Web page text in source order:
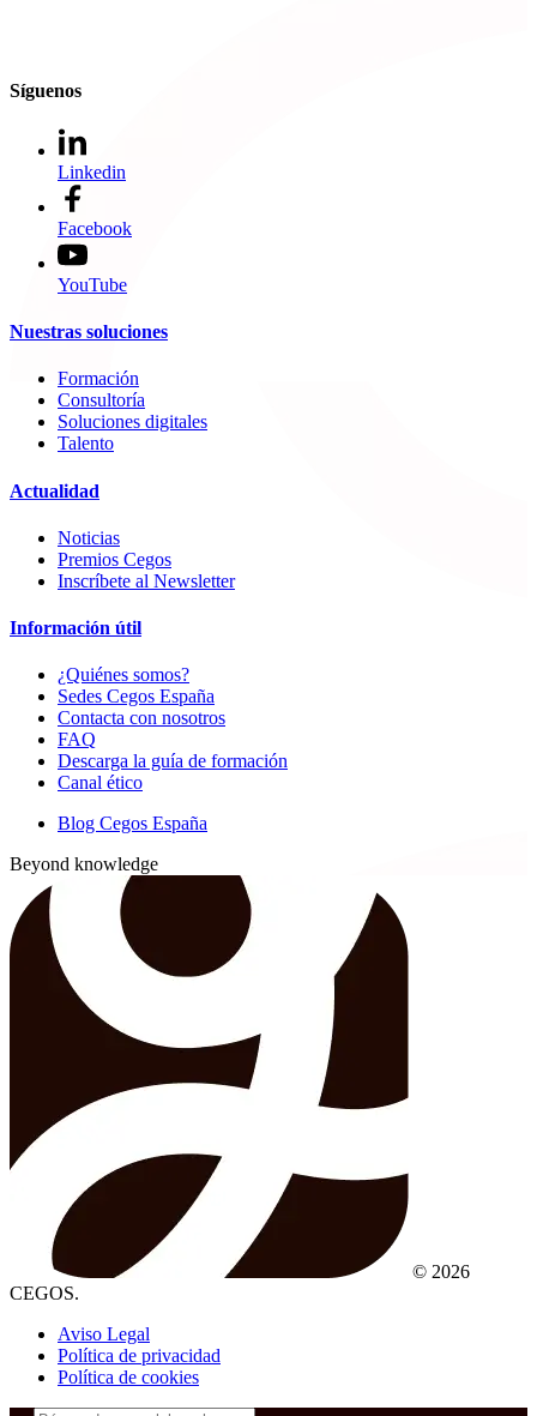
Síguenos
Linkedin
Facebook
YouTube
Nuestras soluciones
Formación
Consultoría
Soluciones digitales
Talento
Actualidad
Noticias
Premios Cegos
Inscríbete al Newsletter
Información útil
¿Quiénes somos?
Sedes Cegos España
Contacta con nosotros
FAQ
Descarga la guía de formación
Canal ético
Blog Cegos España
Beyond knowledge
© 2026
CEGOS.
Aviso Legal
Política de privacidad
Política de cookies